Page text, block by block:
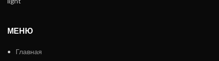
МЕНЮ
Главная